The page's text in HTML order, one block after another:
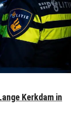
Kerkdam in